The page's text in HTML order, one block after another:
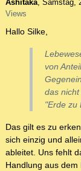
Ashitaka, Samstag,
Views
Hallo Silke,
von
das nicht
"Erde zu
Das gilt es zu
sich einzig und
ableitet. Uns fehlt
Handlung aus